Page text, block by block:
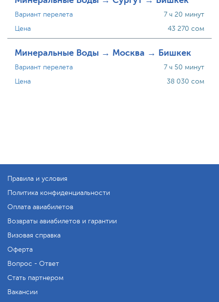
Вариант перелета
Цена
7 ч 20 минут
43 270 сом
Минеральные Воды → Москва → Бишкек
Вариант перелета
Цена
7 ч 50 минут
38 030 сом
Правила и условия
Политика конфиденциальности
Оплата авиабилетов
Возвраты авиабилетов и гарантии
Визовая справка
Оферта
Вопрос - Ответ
Стать партнером
Вакансии